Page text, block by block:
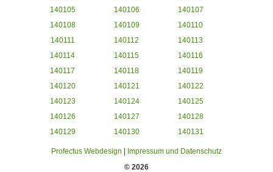
140105
140106
140107
140108
140109
140110
140111
140112
140113
140114
140115
140116
140117
140118
140119
140120
140121
140122
140123
140124
140125
140126
140127
140128
140129
140130 140131
Profectus Webdesign
Impressum und Datenschutz
© 2026